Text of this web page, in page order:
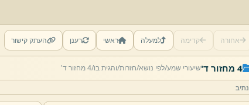
אחורה קדימה למעלה ראשי רענן העתק קישור
4 מחזור ד' שיעורי שמע/לפי נושא/חזרות/והגית בו/4 מחזור ד'
נתיב
mp3
16/06/2026 23:13
16/06/2026 23:13
16/06/2026 23:13
16/06/2026 23:13